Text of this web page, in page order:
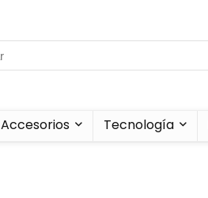
Accesorios Tecnología